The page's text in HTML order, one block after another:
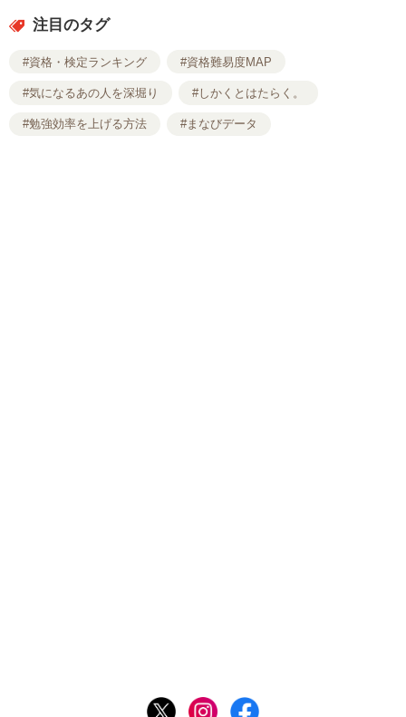
注目のタグ
#資格・検定ランキング #資格難易度MAP
#気になるあの人を深堀り #しかくとはたらく。
#勉強効率を上げる方法 #まなびデータ